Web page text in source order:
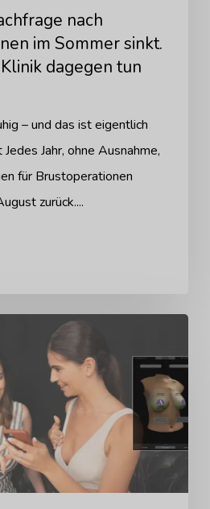
nach
im Sommer sinkt.
dagegen tun
– und das ist eigentlich
Jahr, ohne Ausnahme,
für Brustoperationen
zurück....